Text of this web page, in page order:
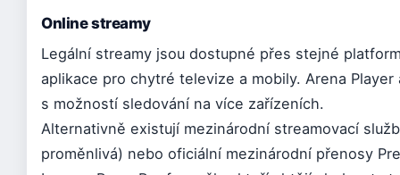
Online streamy
Legální streamy jsou dostupné přes stejné
aplikace pro chytré televize a mobily. Arena
s možností sledování na více zařízeních.
Alternativně existují mezinárodní streamovací
proměnlivá) nebo oficiální mezinárodní přenosy